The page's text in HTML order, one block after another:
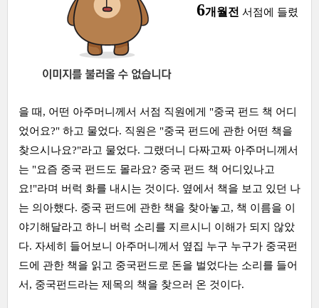
6개월전 서점에 들렸
을 때, 어떤 아주머니께서 서점 직원에게 "중국 펀드 책 어디
었어요?" 하고 물었다. 직원은 "중국 펀드에 관한 어떤 책을
찾으시나요?"라고 물었다. 그랬더니 다짜고짜 아주머니께서
는 "요즘 중국 펀드도 몰라요? 중국 펀드 책 어디있나고
요!"라며 버럭 화를 내시는 것이다. 옆에서 책을 보고 있던 나
는 의아했다. 중국 펀드에 관한 책을 찾아놓고, 책 이름을 이
야기해달라고 하니 버럭 소리를 지르시니 이해가 되지 않았
다. 자세히 들어보니 아주머니께서 옆집 누구 누구가 중국펀
드에 관한 책을 읽고 중국펀드로 돈을 벌었다는 소리를 들어
서, 중국펀드라는 제목의 책을 찾으러 온 것이다.